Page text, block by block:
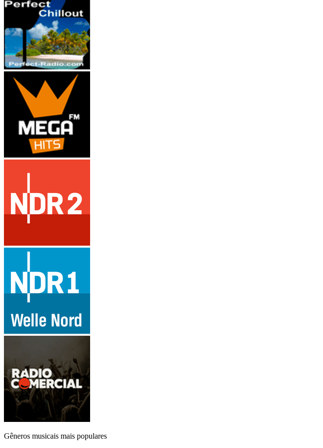
Gêneros musicais mais populares